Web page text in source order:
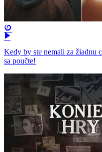
Kedy by ste nemali za žiadnu
sa poučte!